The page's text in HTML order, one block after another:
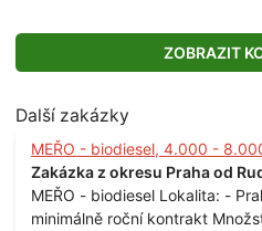
ZOBRAZIT
Další zakázky
MEŘO - biodiesel, 4.000 -
Zakázka z okresu Praha od
MEŘO - biodiesel Lokalita: - Praha Termín: - průběžně,
minimálně roční kontrakt Množství: - 4.000 - 8.000 tun